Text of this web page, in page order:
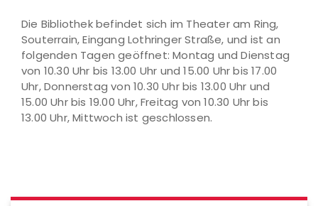
Die Bibliothek befindet sich im Theater am Ring,
Souterrain, Eingang Lothringer Straße, und ist an
folgenden Tagen geöffnet: Montag und Dienstag
von 10.30 Uhr bis 13.00 Uhr und 15.00 Uhr bis 17.00
Uhr, Donnerstag von 10.30 Uhr bis 13.00 Uhr und
15.00 Uhr bis 19.00 Uhr, Freitag von 10.30 Uhr bis
13.00 Uhr, Mittwoch ist geschlossen.